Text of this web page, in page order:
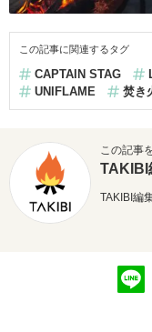
この記事に関連するタグ
CAPTAIN STAG
UNIFLAME
焚き
この記事
TAKIBI
TAKIBI編